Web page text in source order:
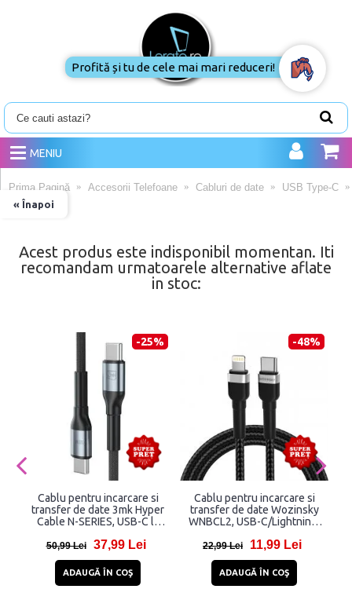
MENIU
« Înapoi
Prima Pagină Accesorii Telefoane Cabluri de date USB Type-C
Acest produs este indisponibil momentan. Iti
recomandam urmatoarele alternative aflate
in stoc:
-25%
Cablu pentru incarcare si
transfer de date 3mk Hyper
Cable N-SERIES, USB-C la
50,99 Lei 37,99 Lei
ADAUGĂ ÎN COŞ
-48%
Cablu pentru incarcare si
transfer de date Wozinsky
WNBCL2, USB-C/Lightning,
22,99 Lei 11,99 Lei
ADAUGĂ ÎN COŞ
Profită și tu de cele mai mari reduceri!